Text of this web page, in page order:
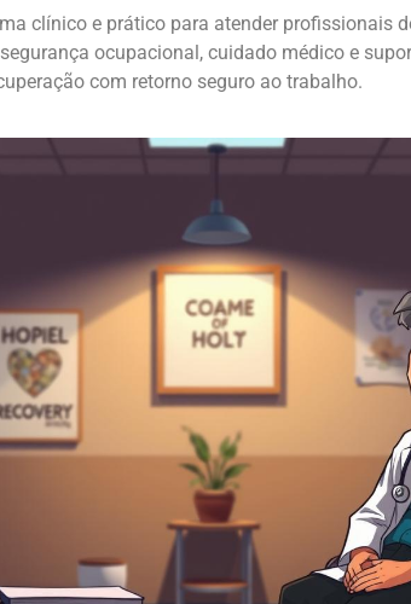
clínico e prático para atender profissionais
ocupacional, cuidado médico e
com retorno seguro ao trabalho.